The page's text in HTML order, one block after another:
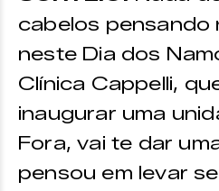
cabelos pensando
neste Dia dos
Clínica Cappelli,
inaugurar uma
Fora, vai te dar
pensou em levar